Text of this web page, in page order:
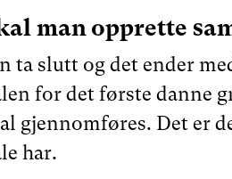
man opprette
ta slutt og det ender
for det første danne
gjennomføres. Det er
har.